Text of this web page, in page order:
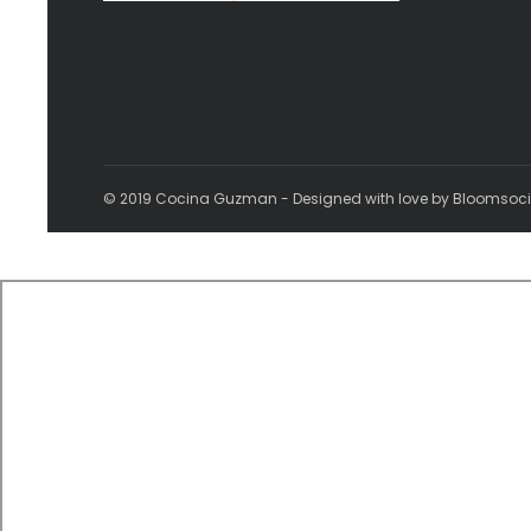
© 2019 Cocina Guzman - Designed with love by